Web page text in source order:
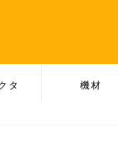
タ
機材